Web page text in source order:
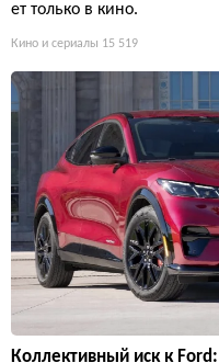
ет только в кино.
Кино и сериалы 15 519
Коллективный иск к